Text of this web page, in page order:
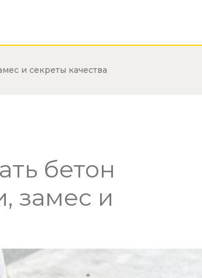
и секреты качества
бетон
замес и